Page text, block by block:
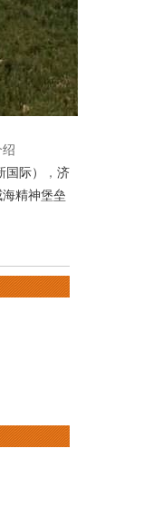
际） ， 济
海精神堡垒